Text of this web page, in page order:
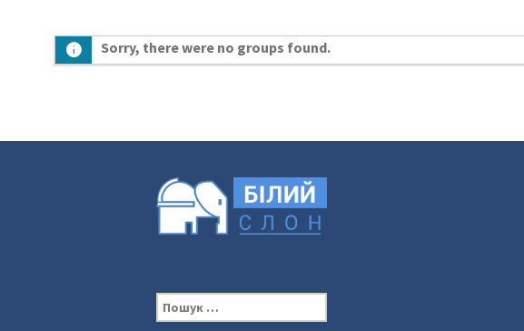
Sorry, there were no groups found.
П
о